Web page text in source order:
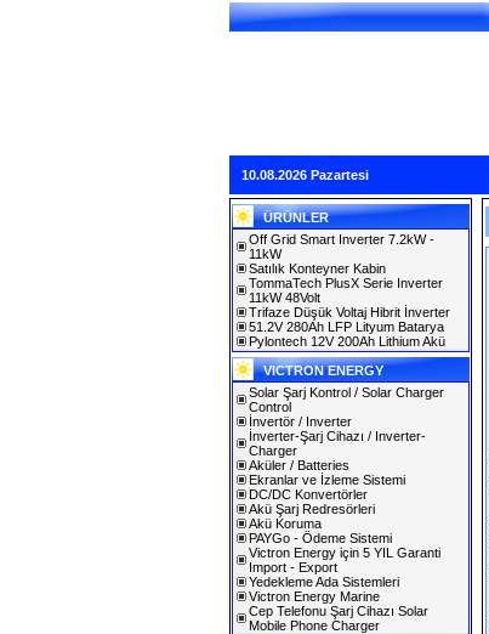
10.08.2026 Pazartesi
ÜRÜNLER
Off Grid Smart Inverter 7.2kW -
11kW
Satılık Konteyner Kabin
TommaTech PlusX Serie Inverter
11kW 48Volt
Trifaze Düşük Voltaj Hibrit İnverter
51.2V 280Ah LFP Lityum Batarya
Pylontech 12V 200Ah Lithium Akü
VICTRON ENERGY
Solar Şarj Kontrol / Solar Charger
Control
İnvertör / Inverter
İnverter-Şarj Cihazı / Inverter-
Charger
Aküler / Batteries
Ekranlar ve İzleme Sistemi
DC/DC Konvertörler
Akü Şarj Redresörleri
Akü Koruma
PAYGo - Ödeme Sistemi
Victron Energy için 5 YIL Garanti
Import - Export
Yedekleme Ada Sistemleri
Victron Energy Marine
Cep Telefonu Şarj Cihazı Solar
Mobile Phone Charger